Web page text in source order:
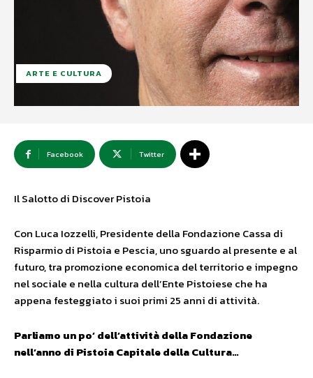
ARTE E CULTURA
Facebook Twitter
Il Salotto di Discover Pistoia
Con Luca Iozzelli, Presidente della Fondazione Cassa di
Risparmio di Pistoia e Pescia, uno sguardo al presente e al
futuro, tra promozione economica del territorio e impegno
nel sociale e nella cultura dell’Ente Pistoiese che ha
appena festeggiato i suoi primi 25 anni di attività.
Parliamo un po’ dell’attività della Fondazione
nell’anno di Pistoia Capitale della Cultura…